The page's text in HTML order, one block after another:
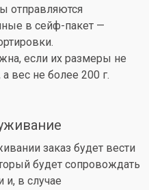
отправляются
в сейф-пакет —
если их размеры не
вес не более 200 г.
заказ будет вести
будет сопровождать
и, в случае